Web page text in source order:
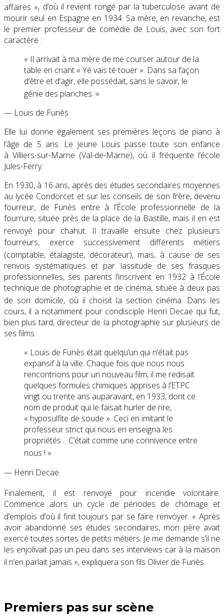
affaires », d’où il revient rongé par la tuberculose avant de
mourir seul en Espagne en 1934. Sa mère, en revanche, est
le premier professeur de comédie de Louis, avec son fort
caractère :
« Il arrivait à ma mère de me courser autour de la
table en criant « Yé vais té touer ». Dans sa façon
d’être et d’agir, elle possédait, sans le savoir, le
génie des planches. »
— Louis de Funès
Elle lui donne également ses premières leçons de piano à
l’âge de 5 ans. Le jeune Louis passe toute son enfance
à Villiers-sur-Marne (Val-de-Marne), où il fréquente l’école
Jules-Ferry.
En 1930, à 16 ans, après des études secondaires moyennes
au lycée Condorcet et sur les conseils de son frère, devenu
fourreur, de Funès entre à l’École professionnelle de la
fourrure, située près de la place de la Bastille, mais il en est
renvoyé pour chahut. Il travaille ensuite chez plusieurs
fourreurs, exerce successivement différents métiers
(comptable, étalagiste, décorateur), mais, à cause de ses
renvois systématiques et par lassitude de ses frasques
professionnelles, ses parents l’inscrivent en 1932 à l’École
technique de photographie et de cinéma, située à deux pas
de son domicile, où il choisit la section cinéma. Dans les
cours, il a notamment pour condisciple Henri Decaë qui fut,
bien plus tard, directeur de la photographie sur plusieurs de
ses films.
« Louis de Funès était quelqu’un qui n’était pas
expansif à la ville. Chaque fois que nous nous
rencontrions pour un nouveau film, il me redisait
quelques formules chimiques apprises à l’ETPC
vingt ou trente ans auparavant, en 1933, dont ce
nom de produit qui le faisait hurler de rire,
« hyposulfite de soude ». Ceci en imitant le
professeur strict qui nous en enseigna les
propriétés… C’était comme une connivence entre
nous ! »
— Henri Decaë
Finalement, il est renvoyé pour incendie volontaire.
Commence alors un cycle de périodes de chômage et
d’emplois d’où il finit toujours par se faire renvoyer. « Après
avoir abandonné ses études secondaires, mon père avait
exercé toutes sortes de petits métiers. Je me demande s’il ne
les enjolivait pas un peu dans ses interviews car à la maison
il n’en parlait jamais », expliquera son fils Olivier de Funès.
Premiers pas sur scène